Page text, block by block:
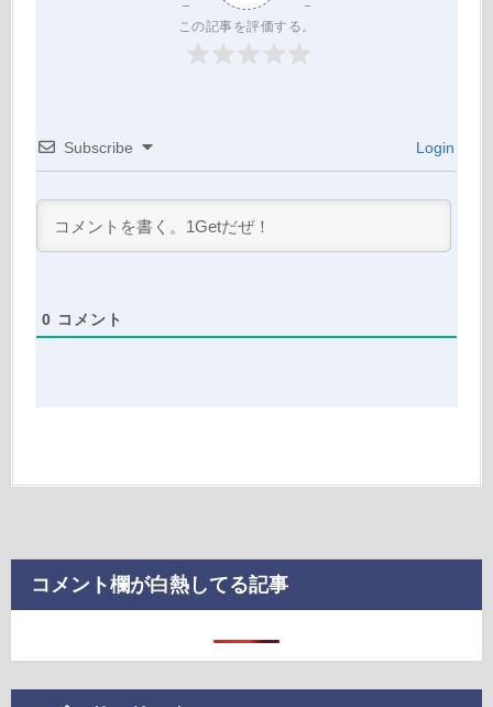
この記事を評価する。
Subscribe Login
0 コメント
コメント欄が白熱してる記事